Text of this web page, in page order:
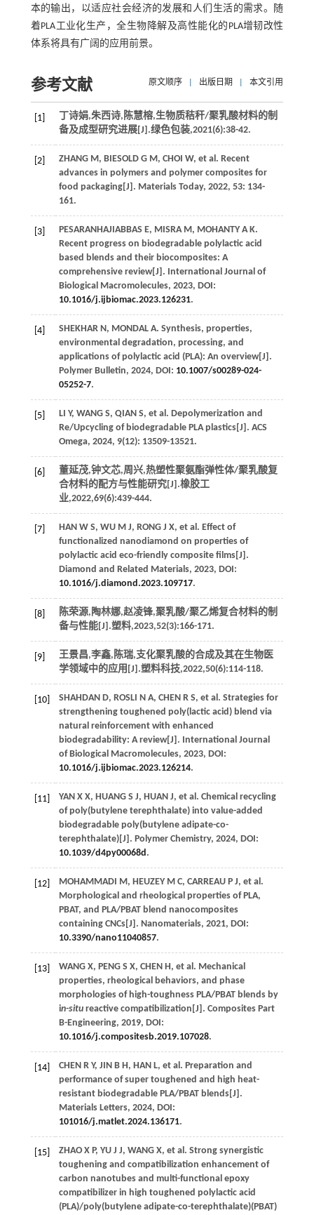
本的输出，以适应社会经济的发展和人们生活的需求。随
着PLA工业化生产，全生物降解及高性能化的PLA增韧改性
体系将具有广阔的应用前景。
参考文献 原文顺序 出版日期 本文引用
[1]
丁诗娟,朱西诗,陈慧榕,生物质秸秆/聚乳酸材料的制
备及成型研究进展[J].绿色包装,2021(6):38-42.
[2] ZHANG M, BIESOLD G M, CHOI W, et al. Recent
advances in polymers and polymer composites for
food packaging[J]. Materials Today, 2022, 53: 134-
161.
[3] PESARANHAJIABBAS E, MISRA M, MOHANTY A K.
Recent progress on biodegradable polylactic acid
based blends and their biocomposites: A
comprehensive review[J]. International Journal of
Biological Macromolecules, 2023, DOI:
10.1016/j.ijbiomac.2023.126231.
[4] SHEKHAR N, MONDAL A. Synthesis, properties,
environmental degradation, processing, and
applications of polylactic acid (PLA): An overview[J].
Polymer Bulletin, 2024, DOI: 10.1007/s00289-024-
05252-7.
[5] LI Y, WANG S, QIAN S, et al. Depolymerization and
Re/Upcycling of biodegradable PLA plastics[J]. ACS
Omega, 2024, 9(12): 13509-13521.
[6]
董延茂,钟文芯,周兴,热塑性聚氨酯弹性体/聚乳酸复
合材料的配方与性能研究[J].橡胶工
业,2022,69(6):439-444.
[7] HAN W S, WU M J, RONG J X, et al. Effect of
functionalized nanodiamond on properties of
polylactic acid eco-friendly composite films[J].
Diamond and Related Materials, 2023, DOI:
10.1016/j.diamond.2023.109717.
[8]
陈荣源,陶林娜,赵凌锋,聚乳酸/聚乙烯复合材料的制
备与性能[J].塑料,2023,52(3):166-171.
[9]
王景昌,李鑫,陈瑞,支化聚乳酸的合成及其在生物医
学领域中的应用[J].塑料科技,2022,50(6):114-118.
[10] SHAHDAN D, ROSLI N A, CHEN R S, et al. Strategies for
strengthening toughened poly(lactic acid) blend via
natural reinforcement with enhanced
biodegradability: A review[J]. International Journal
of Biological Macromolecules, 2023, DOI:
10.1016/j.ijbiomac.2023.126214.
[11] YAN X X, HUANG S J, HUAN J, et al. Chemical recycling
of poly(butylene terephthalate) into value-added
biodegradable poly(butylene adipate-co-
terephthalate)[J]. Polymer Chemistry, 2024, DOI:
10.1039/d4py00068d.
[12] MOHAMMADI M, HEUZEY M C, CARREAU P J, et al.
Morphological and rheological properties of PLA,
PBAT, and PLA/PBAT blend nanocomposites
containing CNCs[J]. Nanomaterials, 2021, DOI:
10.3390/nano11040857.
[13] WANG X, PENG S X, CHEN H, et al. Mechanical
properties, rheological behaviors, and phase
morphologies of high-toughness PLA/PBAT blends by
in-situreactive compatibilization[J]. Composites Part
B-Engineering, 2019, DOI:
10.1016/j.compositesb.2019.107028.
[14] CHEN R Y, JIN B H, HAN L, et al. Preparation and
performance of super toughened and high heat-
resistant biodegradable PLA/PBAT blends[J].
Materials Letters, 2024, DOI:
101016/j.matlet.2024.136171.
[15] ZHAO X P, YU J J, WANG X, et al. Strong synergistic
toughening and compatibilization enhancement of
carbon nanotubes and multi-functional epoxy
compatibilizer in high toughened polylactic acid
(PLA)/poly(butylene adipate-co-terephthalate)(PBAT)